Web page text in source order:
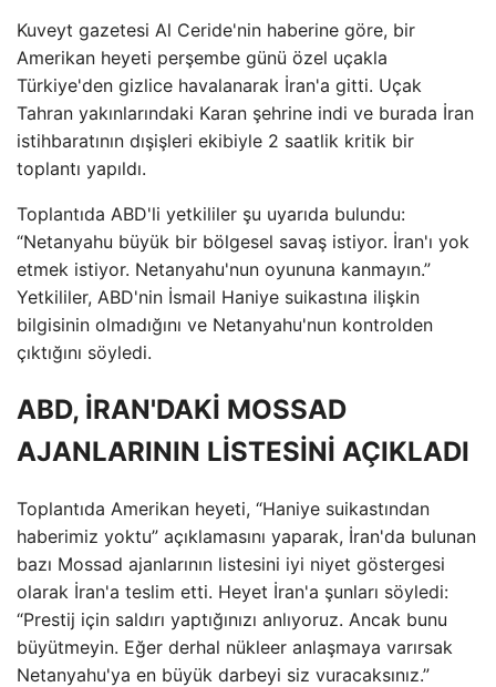
Kuveyt gazetesi Al Ceride'nin haberine göre, bir
Amerikan heyeti perşembe günü özel uçakla
Türkiye'den gizlice havalanarak İran'a gitti. Uçak
Tahran yakınlarındaki Karan şehrine indi ve burada İran
istihbaratının dışişleri ekibiyle 2 saatlik kritik bir
toplantı yapıldı.
Toplantıda ABD'li yetkililer şu uyarıda bulundu:
“Netanyahu büyük bir bölgesel savaş istiyor. İran'ı yok
etmek istiyor. Netanyahu'nun oyununa kanmayın.”
Yetkililer, ABD'nin İsmail Haniye suikastına ilişkin
bilgisinin olmadığını ve Netanyahu'nun kontrolden
çıktığını söyledi.
ABD, İRAN'DAKİ MOSSAD
AJANLARININ LİSTESİNİ AÇIKLADI
Toplantıda Amerikan heyeti, “Haniye suikastından
haberimiz yoktu” açıklamasını yaparak, İran'da bulunan
bazı Mossad ajanlarının listesini iyi niyet göstergesi
olarak İran'a teslim etti. Heyet İran'a şunları söyledi:
“Prestij için saldırı yaptığınızı anlıyoruz. Ancak bunu
büyütmeyin. Eğer derhal nükleer anlaşmaya varırsak
Netanyahu'ya en büyük darbeyi siz vuracaksınız.”